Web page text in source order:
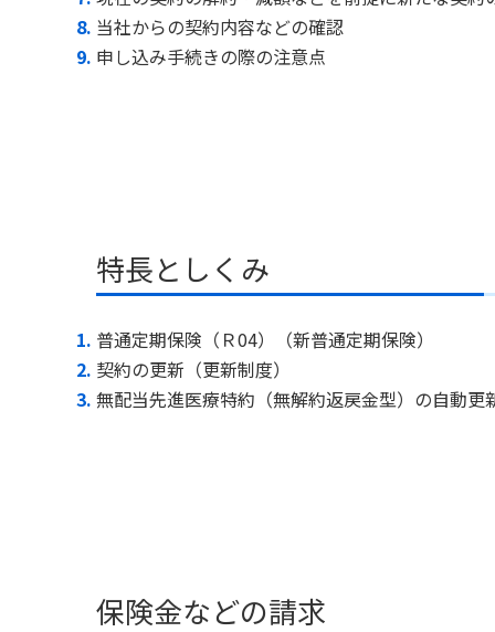
当社からの契約内容などの確認
申し込み手続きの際の注意点
特長としくみ
普通定期保険（Ｒ04）（新普通定期保険）
契約の更新（更新制度）
無配当先進医療特約（無解約返戻金型）の自動更
保険金などの請求